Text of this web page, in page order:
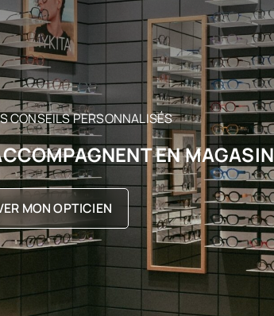
CONSEILS PERSONNALISÉS
EN MAGASIN
MON OPTICIEN